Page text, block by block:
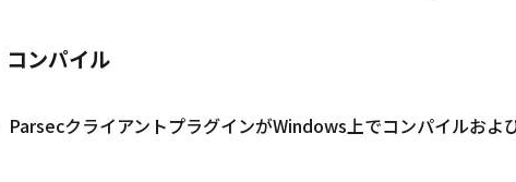
コンパイル
ParsecクライアントプラグインがWindows上でコンパイルお